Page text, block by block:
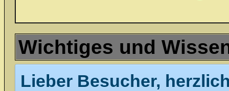
Wichtiges und
Lieber Besucher,